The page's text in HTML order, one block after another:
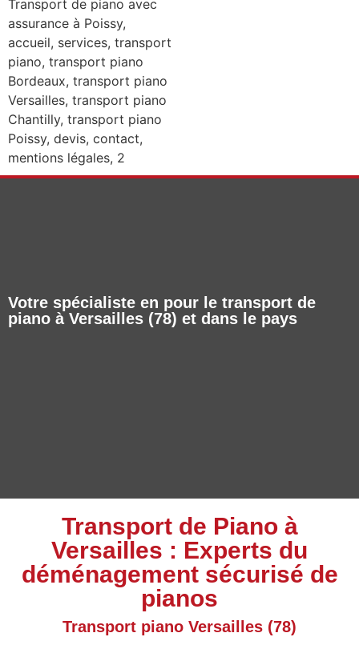
Votre spécialiste en pour le transport de
piano à Versailles (78) et dans le pays
Transport de Piano à
Versailles : Experts du
déménagement sécurisé de
pianos
Transport piano Versailles (78)